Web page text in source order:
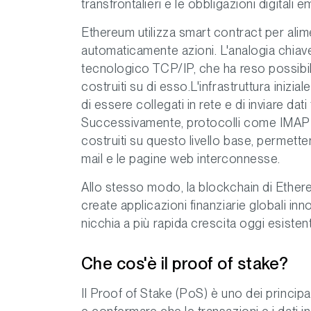
transfrontalieri e le obbligazioni digitali
Ethereum utilizza smart contract per
automaticamente azioni. L'analogia
tecnologico TCP/IP, che ha reso
costruiti su di esso.L'infrastruttura
di essere collegati in rete e di inviare
Successivamente, protocolli come
costruiti su questo livello base,
mail e le pagine web interconnesse.
Allo stesso modo, la blockchain di
create applicazioni finanziarie globali
nicchia a più rapida crescita oggi
Che cos'è il proof of stake?
Il Proof of Stake (PoS) è uno dei